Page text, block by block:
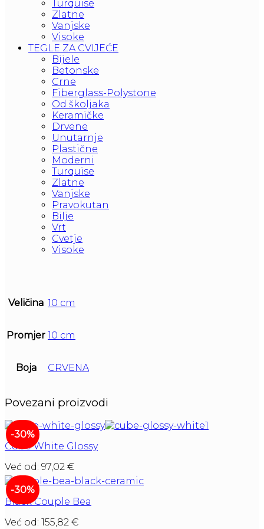
Turquise
Zlatne
Vanjske
Visoke
TEGLE ZA CVIJEĆE
Bijele
Betonske
Crne
Fiberglass-Polystone
Od školjaka
Keramičke
Drvene
Unutarnje
Plastične
Moderni
Turquise
Zlatne
Vanjske
Pravokutan
Bilje
Vrt
Cvetje
Visoke
Veličina 10 cm
Promjer 10 cm
Boja CRVENA
Povezani proizvodi
-30%
Cube White Glossy
Već od: 97,02 €
-30%
Black Couple Bea
Već od: 155,82 €